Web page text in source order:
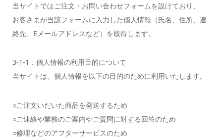
当サイトではご注文・お問い合わせフォームを設けており、
お客さまが当該フォームに入力した個人情報（氏名、住所、連
絡先、Eメールアドレスなど）を取得します。
3-1-1．個人情報の利用目的について
当サイトは、個人情報を以下の目的のために利用いたします。
○ご注文いだいた商品を発送するため
○ご連絡や業務のご案内やご質問に対する回答のため
○修理などのアフターサービスのため